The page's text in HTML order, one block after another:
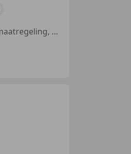
Met onderhoudshistorie, Alarm, ABS, Niet-rokers auto, Lichtmetalen velgen, Automatische klimaatregeling, Regensensor, Bandenspanningscontrole